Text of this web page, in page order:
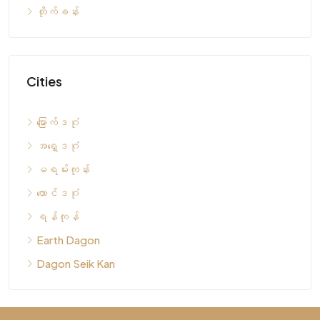
တိုက်ခန်း
Cities
မြောက်ဒဂုံ
အရှေ့ဒဂုံ
မရမ်းကုန်း
တောင်ဒဂုံ
ရန်ကုန်
Earth Dagon
Dagon Seik Kan